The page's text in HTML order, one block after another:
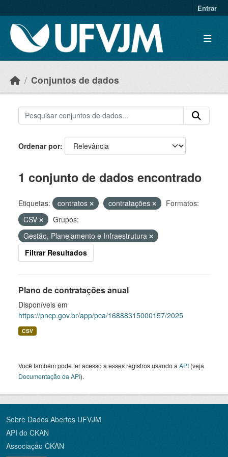
Entrar
Conjuntos de dados
Ordenar por
1 conjunto de dados encontrado
Etiquetas: contratos contratações
Formatos:
CSV
Grupos:
Gestão, Planejamento e Infraestrutura
Filtrar Resultados
Plano de contratações anual
Disponíveis em
https://pncp.gov.br/app/pca/16888315000157/2025
CSV
Você também pode ter acesso a esses registros usando a API (veja
Documentação da API).
Sobre Dados Abertos UFVJM
API do CKAN
Associação CKAN